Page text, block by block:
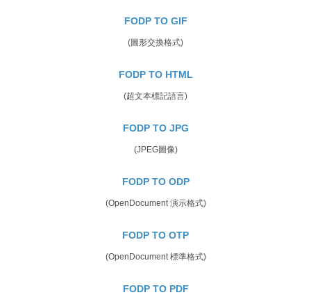
FODP TO GIF
(圖形交換格式)
FODP TO HTML
(超文本標記語言)
FODP TO JPG
(JPEG圖像)
FODP TO ODP
(OpenDocument 演示格式)
FODP TO OTP
(OpenDocument 標準格式)
FODP TO PDF